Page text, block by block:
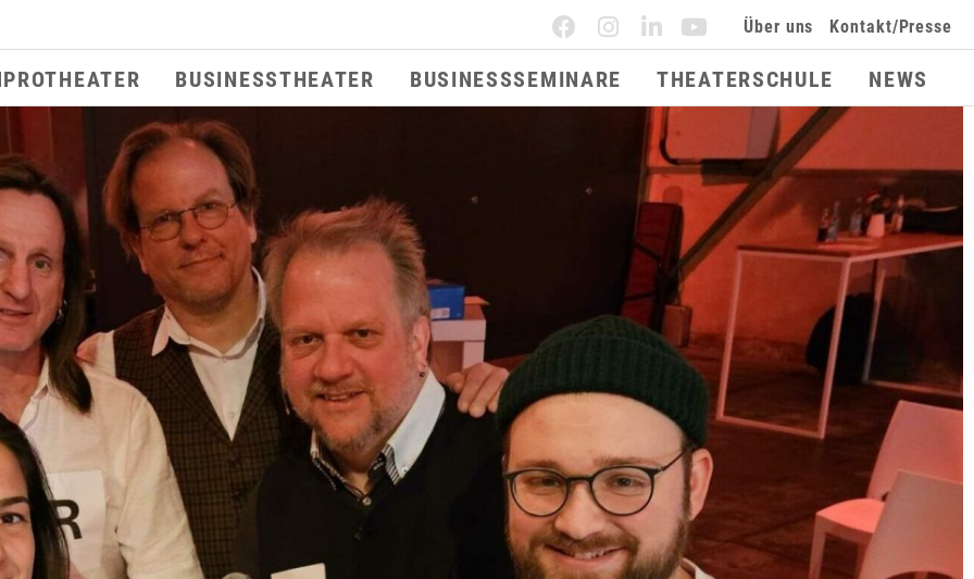
Über uns Kontakt/Presse
BUSINESSTHEATER BUSINESSSEMINARE THEATERSCHULE NEWS